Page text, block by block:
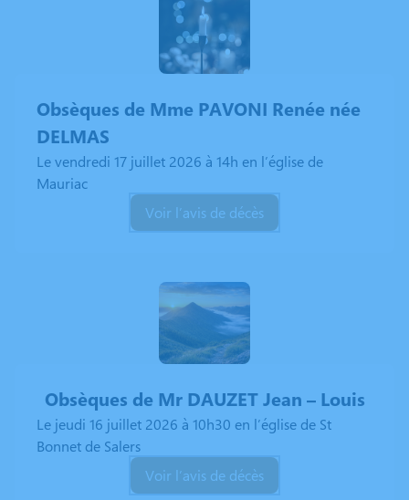
Obsèques de Mme PAVONI Renée née
DELMAS
Le vendredi 17 juillet 2026 à 14h en l’église de
Mauriac
Voir l’avis de décès
Obsèques de Mr DAUZET Jean – Louis
Le jeudi 16 juillet 2026 à 10h30 en l’église de St
Bonnet de Salers
Voir l’avis de décès